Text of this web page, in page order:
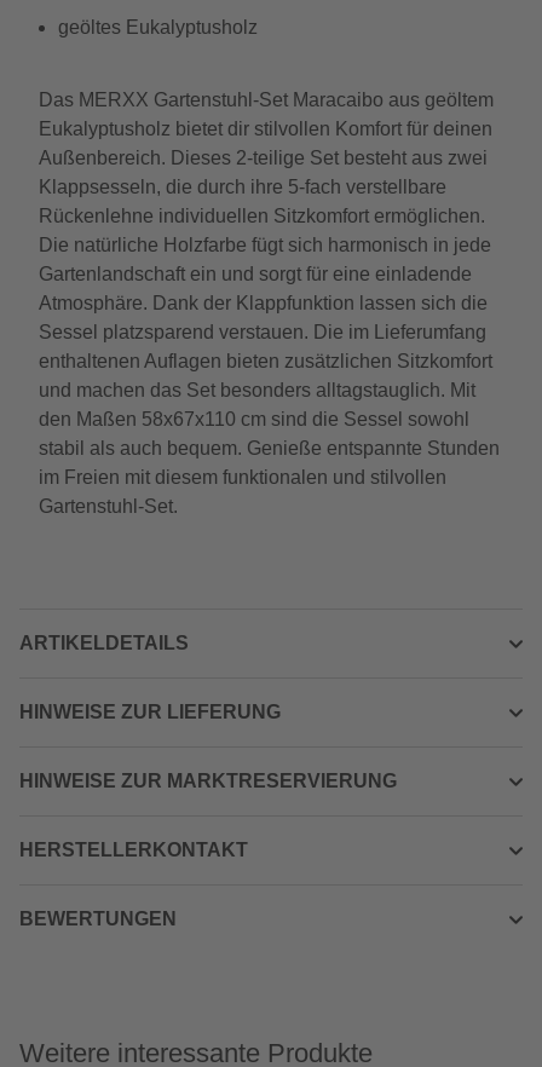
geöltes Eukalyptusholz
Das MERXX Gartenstuhl-Set Maracaibo aus geöltem
Eukalyptusholz bietet dir stilvollen Komfort für deinen
Außenbereich. Dieses 2-teilige Set besteht aus zwei
Klappsesseln, die durch ihre 5-fach verstellbare
Rückenlehne individuellen Sitzkomfort ermöglichen.
Die natürliche Holzfarbe fügt sich harmonisch in jede
Gartenlandschaft ein und sorgt für eine einladende
Atmosphäre. Dank der Klappfunktion lassen sich die
Sessel platzsparend verstauen. Die im Lieferumfang
enthaltenen Auflagen bieten zusätzlichen Sitzkomfort
und machen das Set besonders alltagstauglich. Mit
den Maßen 58x67x110 cm sind die Sessel sowohl
stabil als auch bequem. Genieße entspannte Stunden
im Freien mit diesem funktionalen und stilvollen
Gartenstuhl-Set.
ARTIKELDETAILS
HINWEISE ZUR LIEFERUNG
HINWEISE ZUR MARKTRESERVIERUNG
HERSTELLERKONTAKT
BEWERTUNGEN
Weitere interessante Produkte